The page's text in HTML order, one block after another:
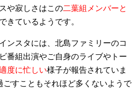
や寂しさはこの二葉組メンバーと
できているようです。
ンスタには、北島ファミリーのコ
番組出演やご自身のライブやトー
度に忙しい様子が報告されていま
ごすこともそれほど多くないようで